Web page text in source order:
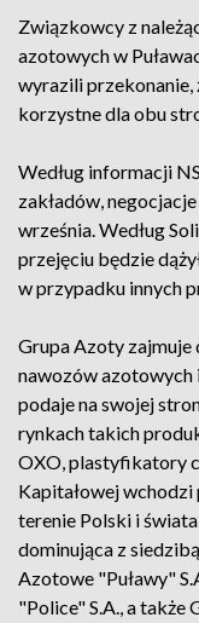
Związkowcy z
azotowych w
wyrazili przekonanie,
korzystne dla obu
Według informacji
zakładów,
września. Według
przejęciu będzie
w przypadku innych
Grupa Azoty zajmuje
nawozów azotowych
podaje na swojej
rynkach takich
OXO, plastyfikatory
Kapitałowej wchodzi
terenie Polski i
dominująca z
Azotowe "Puławy"
"Police" S.A., a także